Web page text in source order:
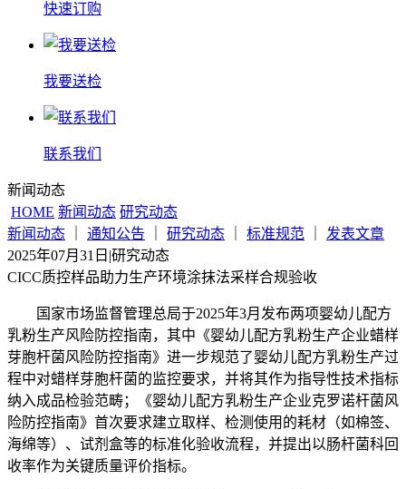
快速订购
我要送检
联系我们
新闻动态
HOME 新闻动态 研究动态
新闻动态
通知公告 研究动态 标准规范
发表文章
2025年07月31日 |研究动态
CICC质控样品助力生产环境涂抹法采样合规验收
国家市场监督管理总局于2025年3月发布两项婴幼儿配方
乳粉生产风险防控指南，其中《婴幼儿配方乳粉生产企业蜡样
芽胞杆菌风险防控指南》进一步规范了婴幼儿配方乳粉生产过
程中对蜡样芽胞杆菌的监控要求，并将其作为指导性技术指标
纳入成品检验范畴；《婴幼儿配方乳粉生产企业克罗诺杆菌风
险防控指南》首次要求建立取样、检测使用的耗材（如棉签、
海绵等）、试剂盒等的标准化验收流程，并提出以肠杆菌科回
收率作为关键质量评价指标。